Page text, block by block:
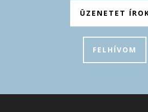
ÜZENETET
FELHÍVOM